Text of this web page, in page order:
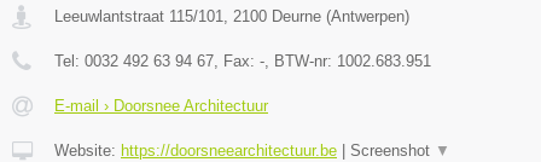
Leeuwlantstraat 115/101 2100 Deurne (Antwerpen)
Tel: 0032 492 63 94 67 , Fax: - , BTW-nr: 1002.683.951
E-mail › Doorsnee Architectuur
Website: https://doorsneearchitectuur.be Screenshot ▼